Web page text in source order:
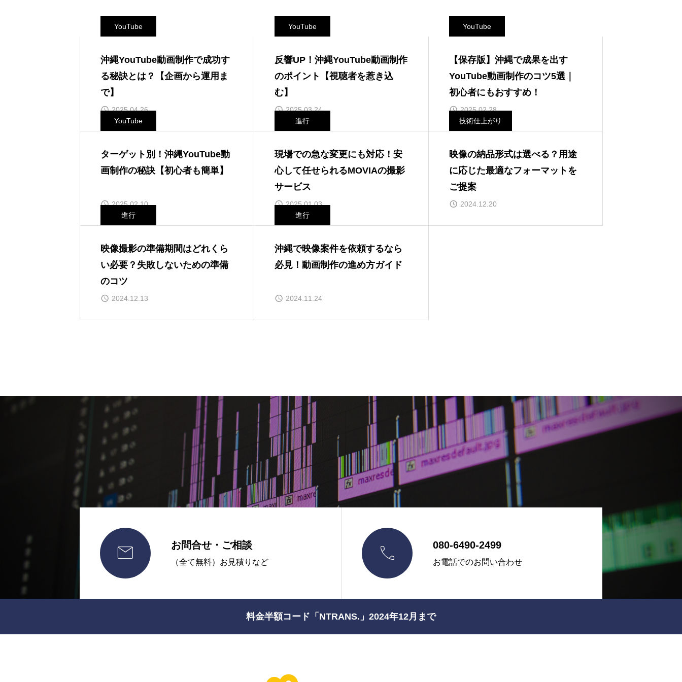
YouTube
沖縄YouTube動画制作で成功す
る秘訣とは？【企画から運用ま
で】
2025.04.26
YouTube
反響UP！沖縄YouTube動画制作
のポイント【視聴者を惹き込
む】
2025.03.24
YouTube
【保存版】沖縄で成果を出す
YouTube動画制作のコツ5選｜
初心者にもおすすめ！
2025.02.28
YouTube
ターゲット別！沖縄YouTube動
画制作の秘訣【初心者も簡単】
2025.02.10
進行
現場での急な変更にも対応！安
心して任せられるMOVIAの撮影
サービス
2025.01.03
技術仕上がり
映像の納品形式は選べる？用途
に応じた最適なフォーマットを
ご提案
2024.12.20
進行
映像撮影の準備期間はどれくら
い必要？失敗しないための準備
のコツ
2024.12.13
進行
沖縄で映像案件を依頼するなら
必見！動画制作の進め方ガイド
2024.11.24
 お問合せ・ご相談
（全て無料）お見積りなど  080-6490-2499
お電話でのお問い合わせ
料金半額コード「NTRANS.」2024年12月まで